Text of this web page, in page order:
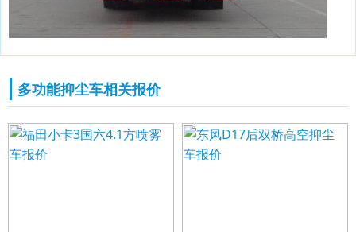
多功能抑尘车相关报价